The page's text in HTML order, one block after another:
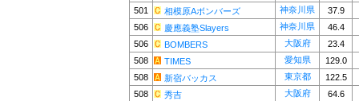
501
相模原Aボンバーズ 神奈川県
37.9
506
慶應義塾Slayers 神奈川県
46.4
506
BOMBERS 大阪府
23.4
508
TIMES 愛知県
129.0
508
新宿バッカス 東京都
122.5
508
秀吉 大阪府
64.6